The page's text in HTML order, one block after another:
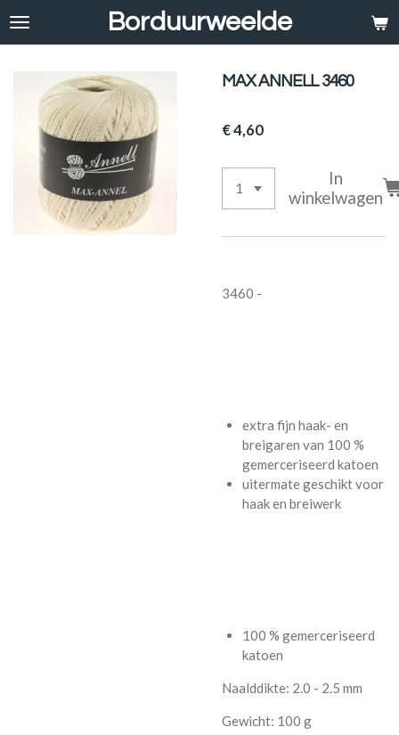
Ga
hoofdinhoud
Borduurweelde
MAX ANNELL 3460
€ 4,60
In
winkelwagen
3460 -
extra fijn haak- en
breigaren van 100 %
gemerceriseerd katoen
uitermate geschikt voor
haak en breiwerk
100 % gemerceriseerd
katoen
Naalddikte: 2.0 - 2.5 mm
Gewicht: 100 g